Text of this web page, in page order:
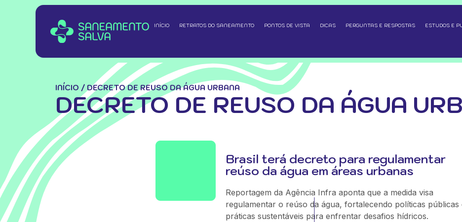
INÍCIO RETRATOS DO SANEAMENTO PONTOS DE VISTA DICAS PERGUNTAS E RESPOSTAS ESTUDOS E
INÍCIO / DECRETO DE REUSO DA ÁGUA URBANA
DECRETO DE REUSO DA ÁGUA
Brasil terá decreto para regulamentar
reúso da água em áreas urbanas
Reportagem da Agência Infra aponta que a medida visa
regulamentar o reúso da água, fortalecendo políticas públicas
práticas sustentáveis para enfrentar desafios hídricos.